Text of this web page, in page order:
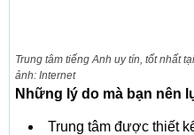
Trung tâm tiếng Anh uy tín, tốt nhất
ảnh: Internet
Những lý do mà bạn nên
Trung tâm được thiết